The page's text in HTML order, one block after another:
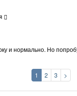
и нормально. Но
1 2 3 >